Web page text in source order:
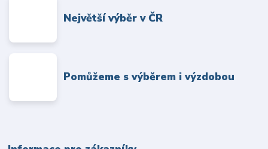
Největší výběr v ČR
Pomůžeme s výběrem i výzdobou